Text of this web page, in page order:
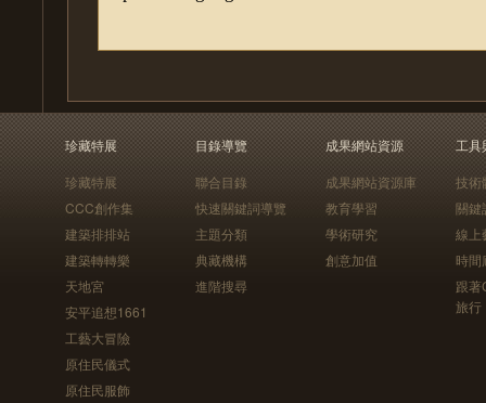
珍藏特展
珍藏特展
CCC創作集
建築排排站
建築轉轉樂
天地宮
安平追想1661
工藝大冒險
原住民儀式
原住民服飾
目錄導覽
聯合目錄
快速關鍵詞導覽
主題分類
典藏機構
進階搜尋
成果網站資源
成果網站資源庫
教育學習
學術研究
創意加值
工具
技術
關鍵
線上
時間
跟
旅行